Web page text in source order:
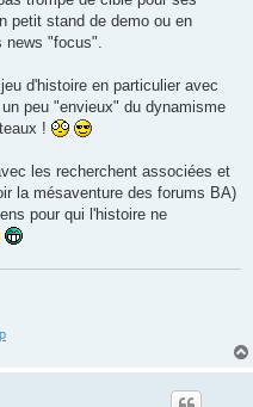
petit stand de demo ou en
news "focus".
d'histoire en particulier avec
peu "envieux" du dynamisme
!
les recherchent associées et
la mésaventure des forums BA)
pour qui l'histoire ne